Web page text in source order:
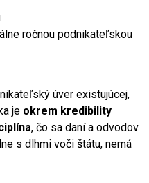
ročnou podnikateľskou
úver existujúcej,
je okrem kredibility
, čo sa daní a odvodov
s dlhmi voči štátu, nemá